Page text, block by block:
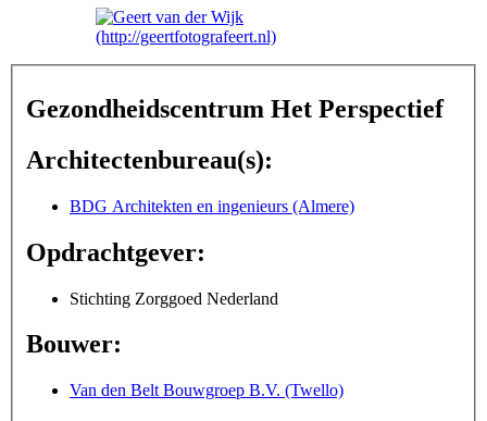
Gezondheidscentrum Het Perspectief
Architectenbureau(s):
BDG Architekten en ingenieurs (Almere)
Opdrachtgever:
Stichting Zorggoed Nederland
Bouwer:
Van den Belt Bouwgroep B.V. (Twello)